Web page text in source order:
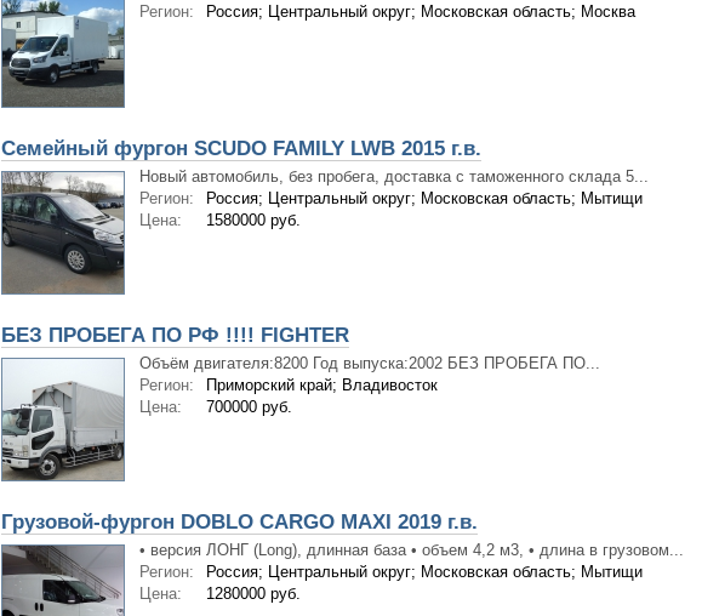
Регион:
Россия; Центральный округ; Московская область; Москва
Семейный фургон SCUDO FAMILY LWB 2015 г.в.
Новый автомобиль, без пробега, доставка с таможенного склада 5...
Регион:
Россия; Центральный округ; Московская область; Мытищи
Цена:
1580000 руб.
БЕЗ ПРОБЕГА ПО РФ !!!! FIGHTER
Объём двигателя:8200 Год выпуска:2002 БЕЗ ПРОБЕГА ПО...
Регион:
Приморский край; Владивосток
Цена:
700000 руб.
Грузовой-фургон DOBLO CARGO MAXI 2019 г.в.
• версия ЛОНГ (Long), длинная база • объем 4,2 м3, • длина в грузовом...
Регион:
Россия; Центральный округ; Московская область; Мытищи
Цена:
1280000 руб.